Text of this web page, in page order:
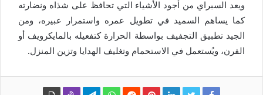
ويعد السبراي من أجود الأشياء التي تحافظ على شذاه ونضارته
كما يساهم السميد في تطويل عمره واستمرار عبيره، ومن
الجيد تطبيق التجفيف بواسطة الحرارة كتفعيله بالمايكرويف أو
الفرن، ويُستعمل في الاستحمام وتغليف الهدايا وتزين المنزل.